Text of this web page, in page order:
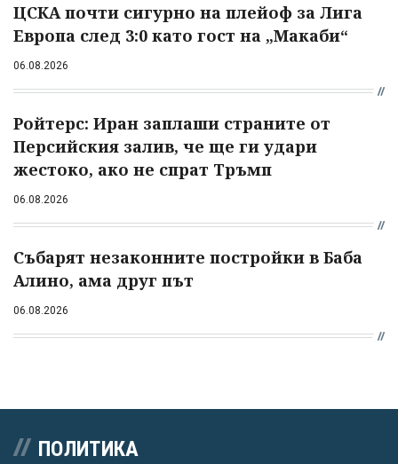
ЦСКА почти сигурно на плейоф за Лига
Европа след 3:0 като гост на „Макаби“
06.08.2026
Ройтерс: Иран заплаши страните от
Персийския залив, че ще ги удари
жестоко, ако не спрат Тръмп
06.08.2026
Събарят незаконните постройки в Баба
Алино, ама друг път
06.08.2026
ПОЛИТИКА